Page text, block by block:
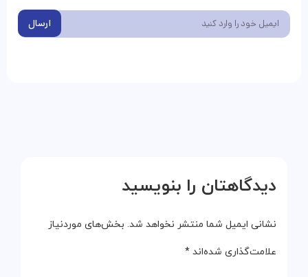
ارسال
دیدگاهتان را بنویسید
نشانی ایمیل شما منتشر نخواهد شد. بخش‌های موردنیاز
علامت‌گذاری شده‌اند *